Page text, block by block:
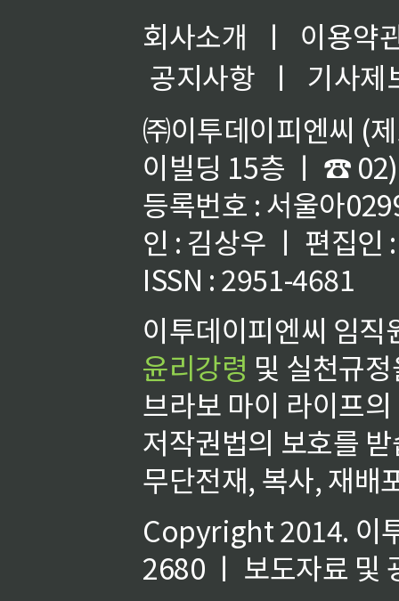
회사소개 ㅣ
이용약
공지사항
ㅣ
기사제
㈜이투데이피엔씨 (
이빌딩 15층 ㅣ ☎
등록번호 : 서울아
인 : 김상우 ㅣ 편집인
ISSN : 2951-4681
이투데이피엔씨 임
윤리강령 및 실천규
브라보 마이 라이프
저작권법의 보호를
무단전재, 복사, 재배
Copyright 2014. 이
2680 ㅣ 보도자료